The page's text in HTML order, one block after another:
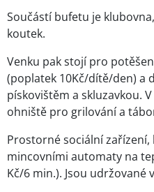
Součástí bufetu je
koutek.
Venku pak stojí pro
(poplatek 10Kč/dítě/den) a
pískovištěm a skluzavkou.
ohniště pro grilování a
Prostorné sociální zařízení,
mincovními automaty na
Kč/6 min.). Jsou udržované